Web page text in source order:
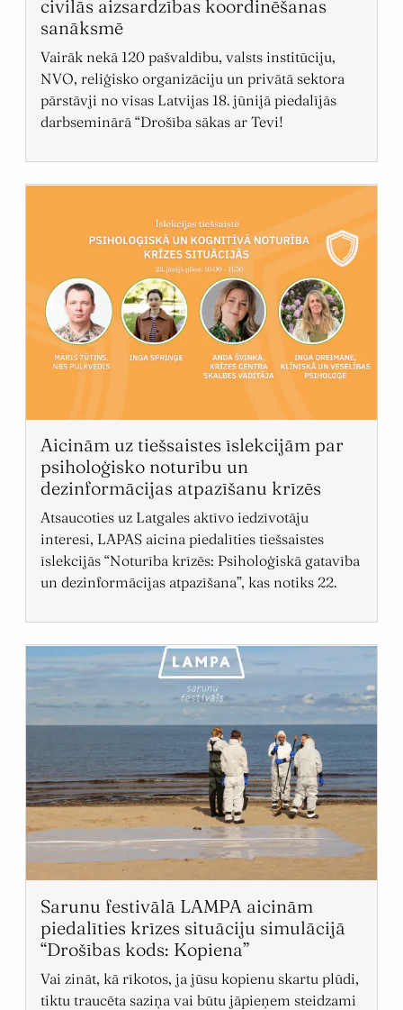
civilās aizsardzības koordinēšanas
sanāksmē
Vairāk nekā 120 pašvaldību, valsts institūciju,
NVO, reliģisko organizāciju un privātā sektora
pārstāvji no visas Latvijas 18. jūnijā piedalījās
darbseminārā “Drošība sākas ar Tevi!
Aicinām uz tiešsaistes īslekcijām par
psiholoģisko noturību un
dezinformācijas atpazīšanu krīzēs
Atsaucoties uz Latgales aktīvo iedzīvotāju
interesi, LAPAS aicina piedalīties tiešsaistes
īslekcijās “Noturība krīzēs: Psiholoģiskā gatavība
un dezinformācijas atpazīšana”, kas notiks 22.
Sarunu festivālā LAMPA aicinām
piedalīties krīzes situāciju simulācijā
“Drošības kods: Kopiena”
Vai zināt, kā rīkotos, ja jūsu kopienu skartu plūdi,
tiktu traucēta saziņa vai būtu jāpieņem steidzami